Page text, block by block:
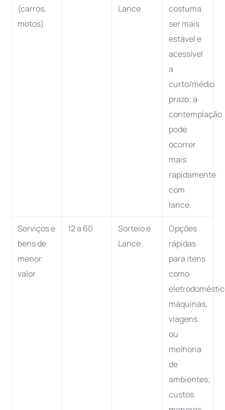
(carros,
motos)
Lance
costuma
ser mais
estável e
acessível
a
curto/médio
prazo; a
contemplação
pode
ocorrer
mais
rapidamente
com
lance.
Serviços e
bens de
menor
valor
12 a 60
Sorteio e
Lance
Opções
rápidas
para itens
como
máquinas,
viagens
ou
melhoria
de
ambientes;
custos